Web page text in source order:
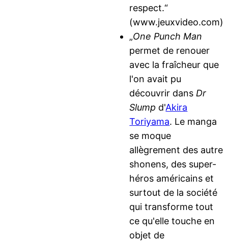
respect.“
(www.jeuxvideo.com)
„One Punch Man
permet de renouer
avec la fraîcheur que
l'on avait pu
découvrir dans Dr
Slump d'Akira
Toriyama. Le manga
se moque
allègrement des autre
shonens, des super-
héros américains et
surtout de la société
qui transforme tout
ce qu'elle touche en
objet de